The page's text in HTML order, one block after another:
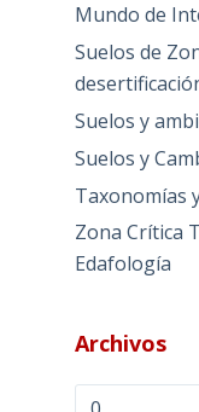
Mundo de
Suelos de
Suelos y
Suelos y
Taxonomías
Zona Crítica
Edafología
Archivos
Archivos